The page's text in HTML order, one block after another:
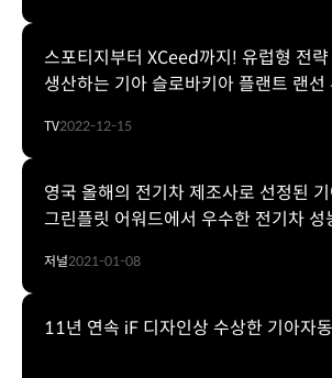
스포티지부터 XCeed까지! 유럽형 전
생산하는 기아 슬로바키아 플랜트 랜선
TV2022-12-15
영국 올해의 전기차 제조사로 선정된
그린플릿 어워드에서 우수한 전기차 성
저널2021-01-08
11년 연속 iF 디자인상 수상한 기아자